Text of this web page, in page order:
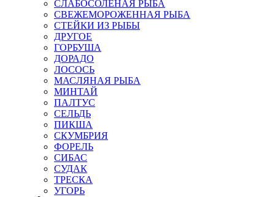
СЛАБОСОЛЕНАЯ РЫБА
СВЕЖЕМОРОЖЕННАЯ РЫБА
СТЕЙКИ ИЗ РЫБЫ
ДРУГОЕ
ГОРБУША
ДОРАДО
ЛОСОСЬ
МАСЛЯНАЯ РЫБА
МИНТАЙ
ПАЛТУС
СЕЛЬДЬ
ПИКША
СКУМБРИЯ
ФОРЕЛЬ
СИБАС
СУДАК
ТРЕСКА
УГОРЬ